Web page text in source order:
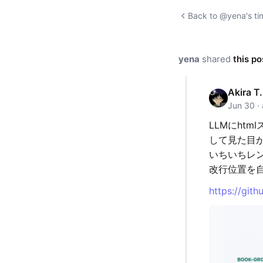
Back to @yena's
yena shared this
Akira T.
Jun 30 ·
LLMにhtml
して見た目
いちいちレ
改行位置を
https://